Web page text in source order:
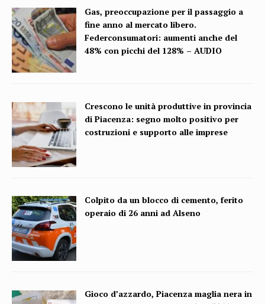
Gas, preoccupazione per il passaggio a
fine anno al mercato libero.
Federconsumatori: aumenti anche del
48% con picchi del 128% – AUDIO
Crescono le unità produttive in provincia
di Piacenza: segno molto positivo per
costruzioni e supporto alle imprese
Colpito da un blocco di cemento, ferito
operaio di 26 anni ad Alseno
Gioco d’azzardo, Piacenza maglia nera in